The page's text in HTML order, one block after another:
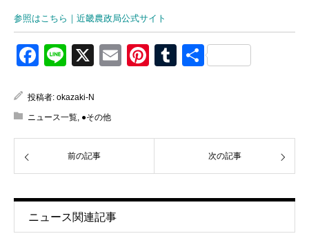
参照はこちら｜近畿農政局公式サイト
Facebook
Line
X EmailPinterest
Tumblr
共
投稿者: okazaki-N
ニュース一覧, ●その他
前の記事 次の記事
ニュース関連記事